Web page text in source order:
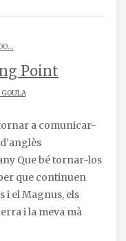
Point
GOULA
Que bé tornar-los
que continuen
i el Magnus, els
i la meva mà